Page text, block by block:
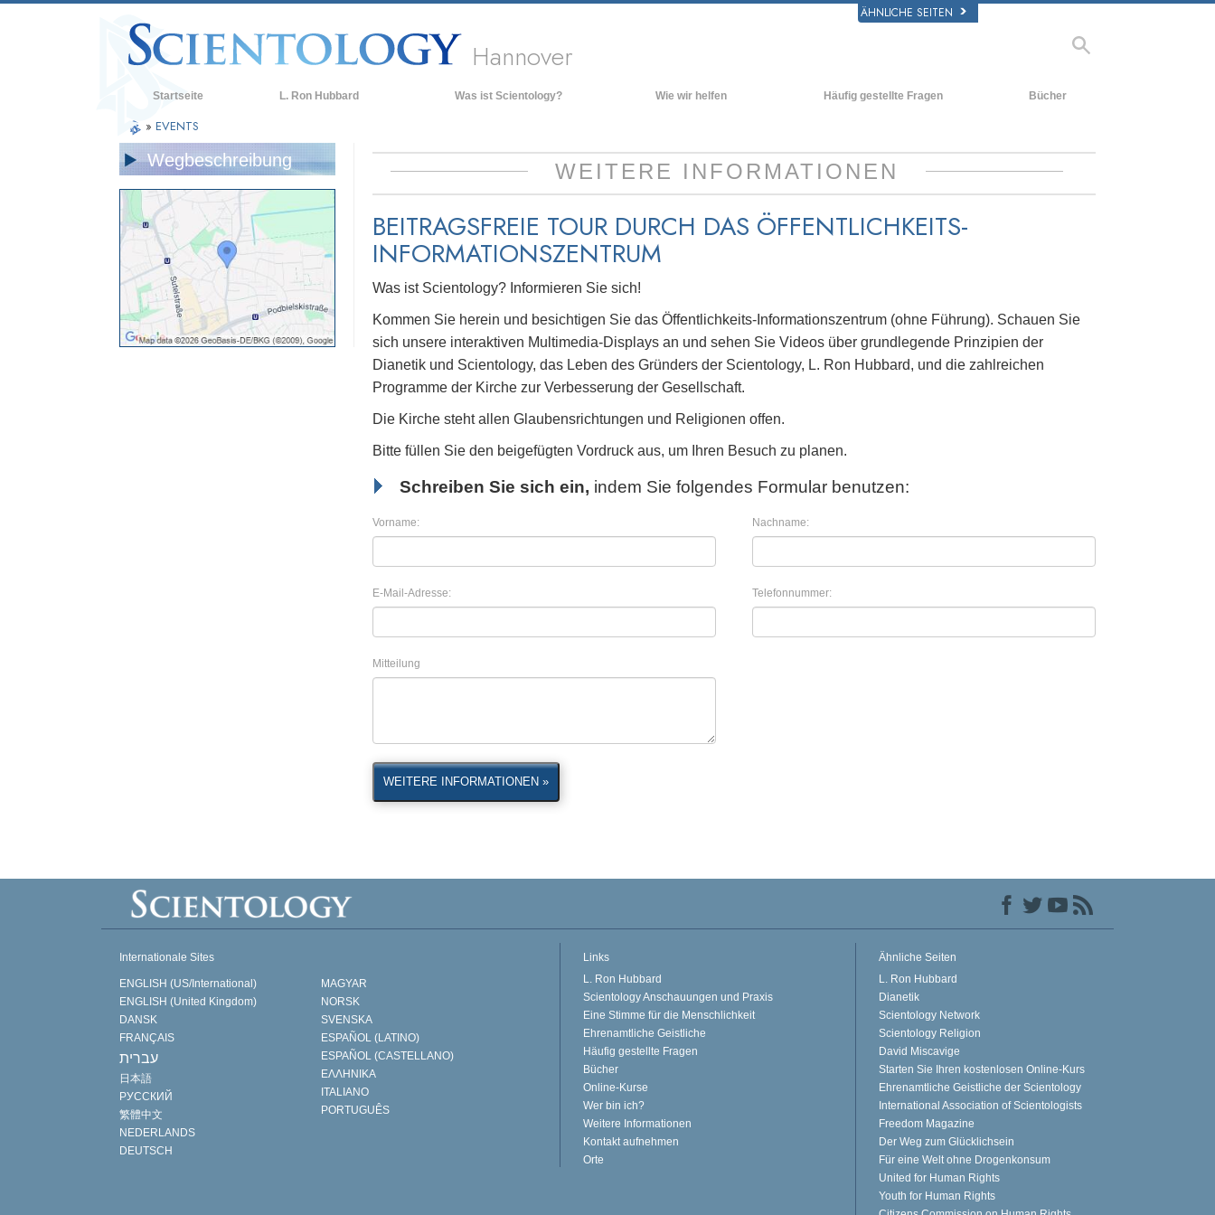
ÄHNLICHE SEITEN
Hannover
Startseite L. Ron Hubbard Was ist Scientology?
Kodizes
Lernen Sie einen Scientologen kennen
Liebe und Hass – Was ist Größe?
Wie wir helfen Häufig gestellte Fragen
Innerhalb einer Scientology Kirche
Bücher
Filme
» EVENTS
WEITERE INFORMATIONEN
BEITRAGSFREIE TOUR DURCH DAS ÖFFENTLICHKEITS-
INFORMATIONSZENTRUM
Was ist Scientology? Informieren Sie sich!
Kommen Sie herein und besichtigen Sie das Öffentlichkeits-Informationszentrum (ohne Führung). Schauen Sie
sich unsere interaktiven Multimedia-Displays an und sehen Sie Videos über grundlegende Prinzipien der
Dianetik und Scientology, das Leben des Gründers der Scientology, L. Ron Hubbard, und die zahlreichen
Programme der Kirche zur Verbesserung der Gesellschaft.
Die Kirche steht allen Glaubensrichtungen und Religionen offen.
Bitte füllen Sie den beigefügten Vordruck aus, um Ihren Besuch zu planen.
Schreiben Sie sich ein, indem Sie folgendes Formular benutzen:
Vorname: Nachname:
E-Mail-Adresse: Telefonnummer:
Mitteilung
WEITERE INFORMATIONEN »
Wegbeschreibung
Internationale Sites
ENGLISH (US/International)
ENGLISH (United Kingdom)
DANSK
FRANÇAIS
עברית
日本語
РУССКИЙ
繁體中文
NEDERLANDS
DEUTSCH
MAGYAR
NORSK
SVENSKA
ESPAÑOL (LATINO)
ESPAÑOL (CASTELLANO)
ΕΛΛΗΝΙΚA
ITALIANO
PORTUGUÊS
Links
L. Ron Hubbard
Scientology Anschauungen und Praxis
Eine Stimme für die Menschlichkeit
Ehrenamtliche Geistliche
Häufig gestellte Fragen
Bücher
Online-Kurse
Wer bin ich?
Weitere Informationen
Kontakt aufnehmen
Orte
Ähnliche Seiten
L. Ron Hubbard
Dianetik
Scientology Network
Scientology Religion
David Miscavige
Starten Sie Ihren kostenlosen Online-Kurs
Ehrenamtliche Geistliche der Scientology
International Association of Scientologists
Freedom Magazine
Der Weg zum Glücklichsein
Für eine Welt ohne Drogenkonsum
United for Human Rights
Youth for Human Rights